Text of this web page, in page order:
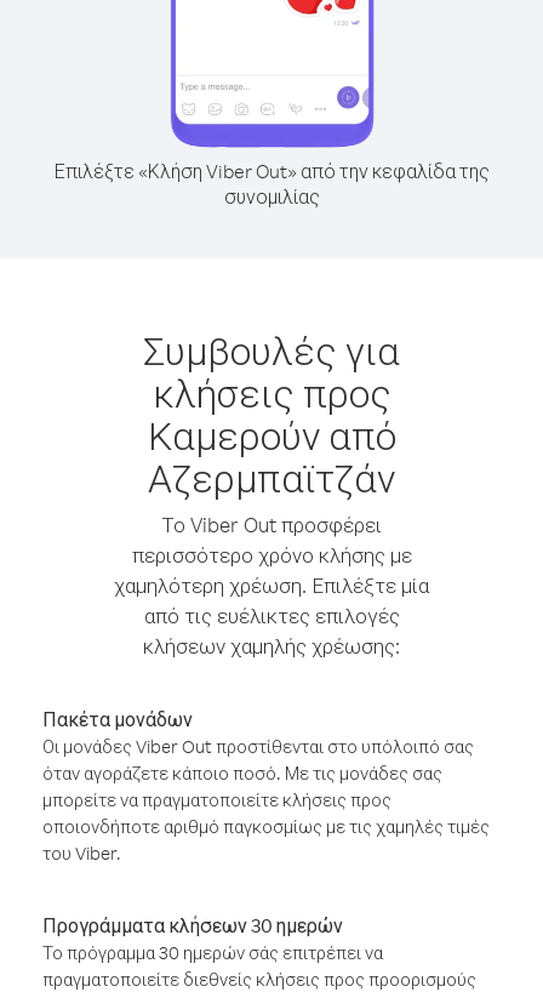
Επιλέξτε «Κλήση Viber Out» από την κεφαλίδα της
συνομιλίας
Συμβουλές για
κλήσεις προς
Καμερούν από
Αζερμπαϊτζάν
Το Viber Out προσφέρει
περισσότερο χρόνο κλήσης με
χαμηλότερη χρέωση. Επιλέξτε μία
από τις ευέλικτες επιλογές
κλήσεων χαμηλής χρέωσης:
Πακέτα μονάδων
Οι μονάδες Viber Out προστίθενται στο υπόλοιπό σας
όταν αγοράζετε κάποιο ποσό. Με τις μονάδες σας
μπορείτε να πραγματοποιείτε κλήσεις προς
οποιονδήποτε αριθμό παγκοσμίως με τις χαμηλές τιμές
του Viber.
Προγράμματα κλήσεων 30 ημερών
Το πρόγραμμα 30 ημερών σάς επιτρέπει να
πραγματοποιείτε διεθνείς κλήσεις προς προορισμούς